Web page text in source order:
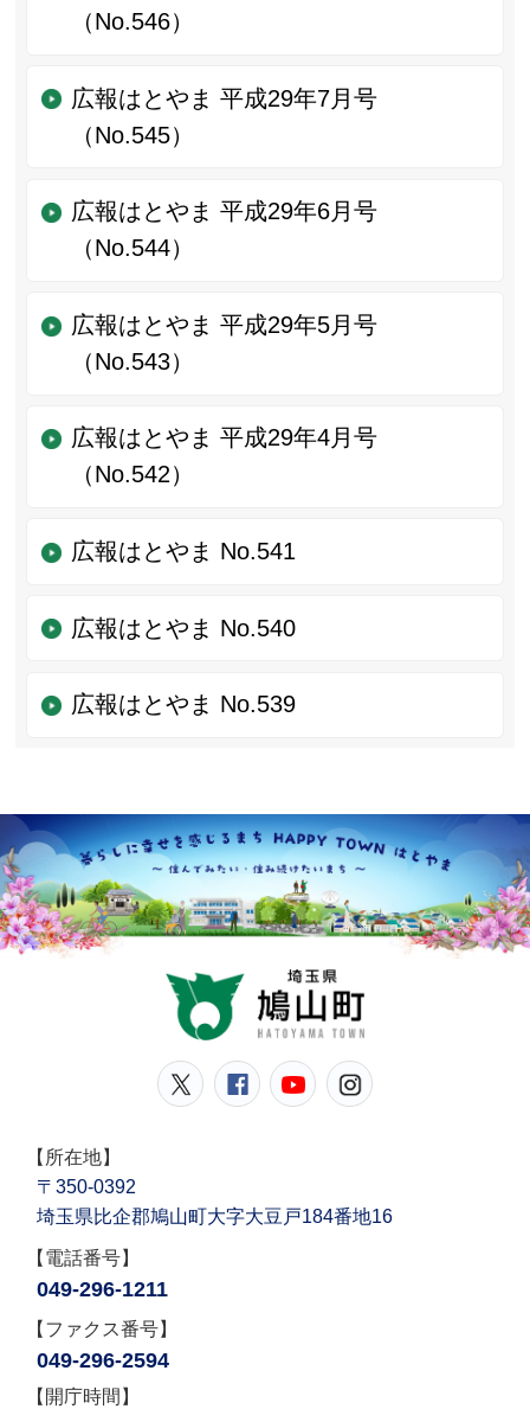
（No.546）
広報はとやま 平成29年7月号
（No.545）
広報はとやま 平成29年6月号
（No.544）
広報はとやま 平成29年5月号
（No.543）
広報はとやま 平成29年4月号
（No.542）
広報はとやま No.541
広報はとやま No.540
広報はとやま No.539
鳩山町公式Twitter
鳩山町公式Facebook
鳩山町公式
【所在地】
〒350-0392
埼玉県比企郡鳩山町大字大豆戸184番地16
【電話番号】
049-296-1211
【ファクス番号】
049-296-2594
【開庁時間】